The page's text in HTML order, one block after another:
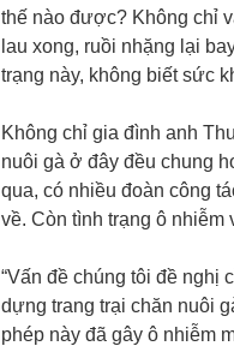
thế nào được? Không chỉ
lau xong, ruồi nhặng lại
trạng này, không biết sức
Không chỉ gia đình anh
nuôi gà ở đây đều chung
qua, có nhiều đoàn công
về. Còn tình trạng ô
“Vấn đề chúng tôi đề nghị
dựng trang trại chăn nuôi
phép này đã gây ô nhiễm